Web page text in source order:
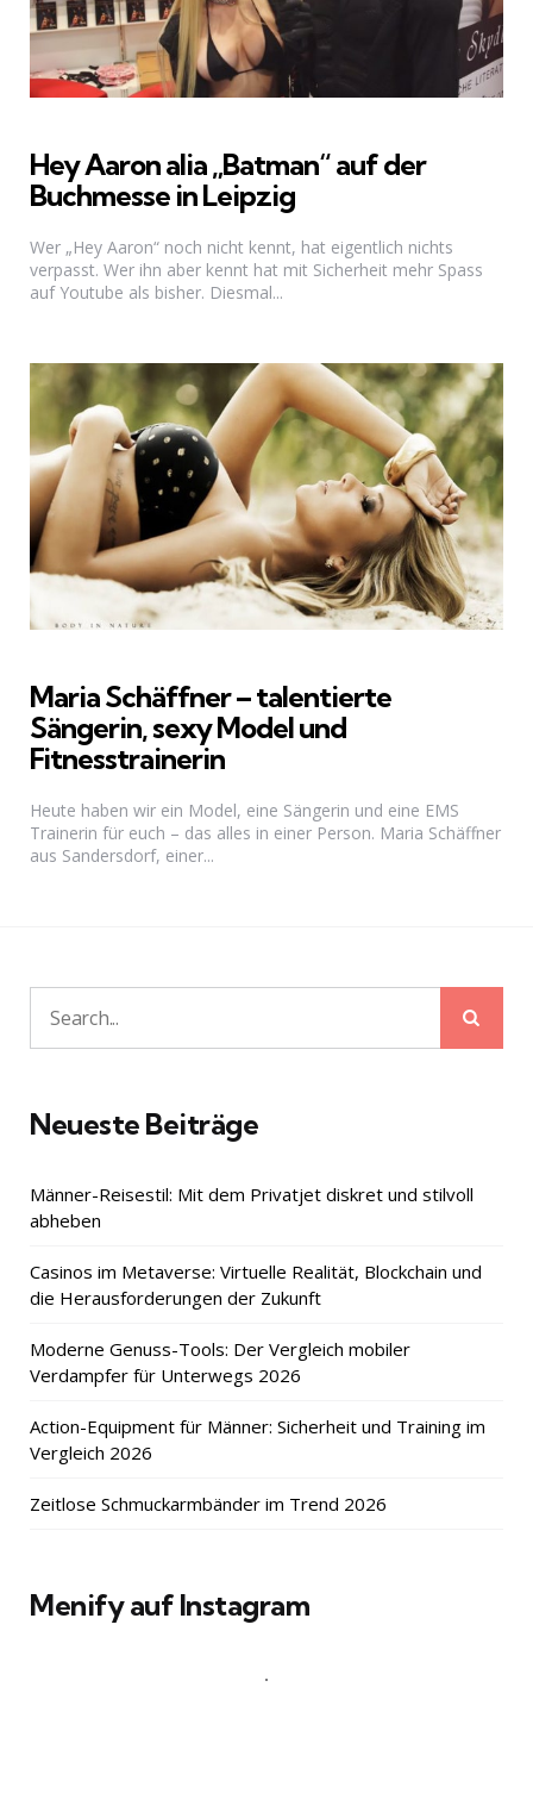
Hey Aaron alia „Batman“ auf der
Buchmesse in Leipzig
Wer „Hey Aaron“ noch nicht kennt, hat eigentlich nichts
verpasst. Wer ihn aber kennt hat mit Sicherheit mehr Spass
auf Youtube als bisher. Diesmal...
Maria Schäffner – talentierte
Sängerin, sexy Model und
Fitnesstrainerin
Heute haben wir ein Model, eine Sängerin und eine EMS
Trainerin für euch – das alles in einer Person. Maria Schäffner
aus Sandersdorf, einer...
Search
for:
Neueste Beiträge
Männer-Reisestil: Mit dem Privatjet diskret und stilvoll
abheben
Casinos im Metaverse: Virtuelle Realität, Blockchain und
die Herausforderungen der Zukunft
Moderne Genuss-Tools: Der Vergleich mobiler
Verdampfer für Unterwegs 2026
Action-Equipment für Männer: Sicherheit und Training im
Vergleich 2026
Zeitlose Schmuckarmbänder im Trend 2026
Menify auf Instagram